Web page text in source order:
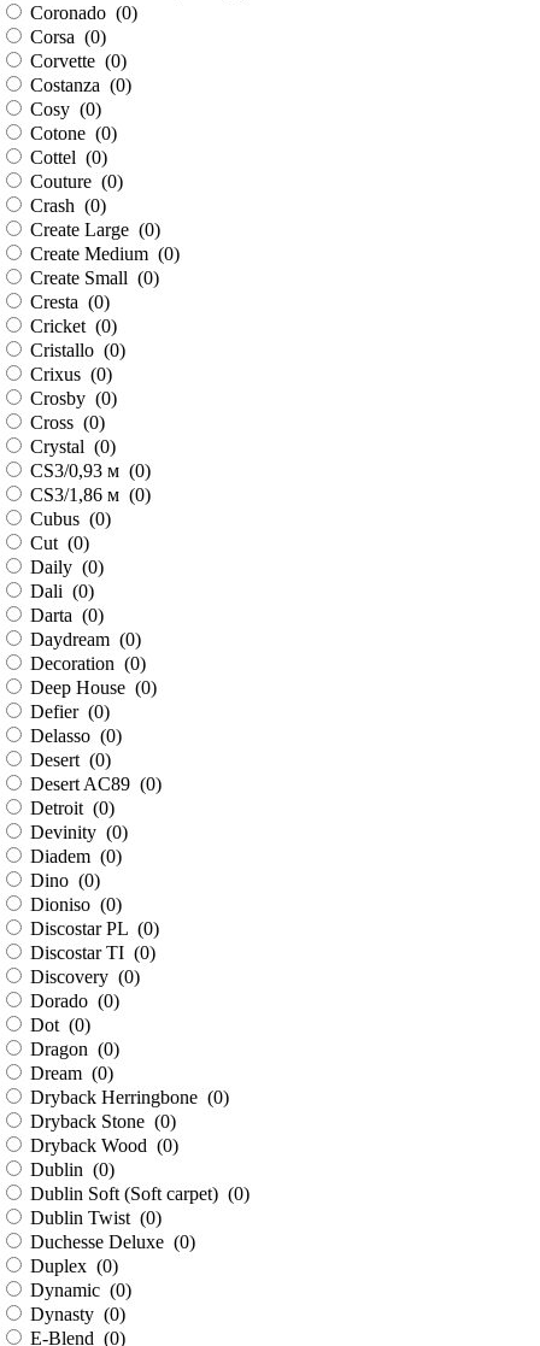
Coronado (0)
Corsa (0)
Corvette (0)
Costanza (0)
Cosy (0)
Cotone (0)
Cottel (0)
Couture (0)
Crash (0)
Create Large (0)
Create Medium (0)
Create Small (0)
Cresta (0)
Cricket (0)
Cristallo (0)
Crixus (0)
Crosby (0)
Cross (0)
Crystal (0)
CS3/0,93 м (0)
CS3/1,86 м (0)
Cubus (0)
Cut (0)
Daily (0)
Dali (0)
Darta (0)
Daydream (0)
Decoration (0)
Deep House (0)
Defier (0)
Delasso (0)
Desert (0)
Desert AC89 (0)
Detroit (0)
Devinity (0)
Diadem (0)
Dino (0)
Dioniso (0)
Discostar PL (0)
Discostar TI (0)
Discovery (0)
Dorado (0)
Dot (0)
Dragon (0)
Dream (0)
Dryback Herringbone (0)
Dryback Stone (0)
Dryback Wood (0)
Dublin (0)
Dublin Soft (Soft carpet) (0)
Dublin Twist (0)
Duchesse Deluxe (0)
Duplex (0)
Dynamic (0)
Dynasty (0)
E-Blend (0)